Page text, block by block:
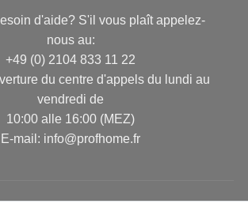
d'aide? S'il vous plaît appelez-
nous au:
+49 (0) 2104 833 11 22
du centre d'appels du lundi au
vendredi de
10:00 alle 16:00 (MEZ)
E-mail: info@profhome.fr